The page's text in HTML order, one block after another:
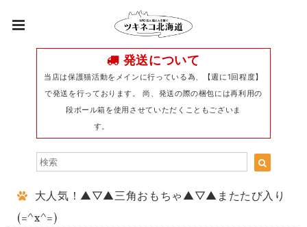
発送について
当店は保護猫活動をメインに行っている為、【週に1回程度】
で発送を行っております。 尚、発送の際の梱包には再利用の
段ボール箱を使用させていただくこともございま
す。
大人気！▲▽▲三角おもちゃ▲▽▲またたび入り
(=^x^=)